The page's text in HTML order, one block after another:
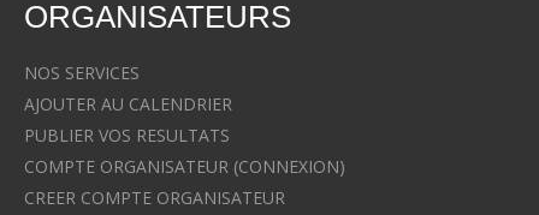
ORGANISATEURS
NOS SERVICES
AJOUTER AU CALENDRIER
PUBLIER VOS RESULTATS
COMPTE ORGANISATEUR (CONNEXION)
CREER COMPTE ORGANISATEUR